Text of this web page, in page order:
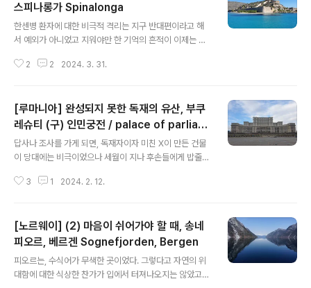
대로 시장통일만큼 북적이고, 숙박비와 식비가 상당히 부
담스러운 수준이며 게다가 델로스에는 그늘이 한 점도 없
으므로 열사병에 대비해서 철저한 준비가 필요하다. 4월의
랑하며 정말 아름답지만 미코노스 내 시내버스도 운행을
스피나롱가 Spinalonga
한센병 환자에 대한 비극적 격리는 지구 반대편이라고 해
서 예외가 아니었고 지워야만 한 기억의 흔적이 이제는 크
는 오스만 제국의 진격에 대항한 베네치아 최후의 요새였
s://maps.app.goo.gl/GBmHdxLSqfmvYNdi9 Nisi
da Spinalonga · 그리스 아요스니콜라오스★★★★★
· 섬www.google.com 미노스 문명 Minoan Civilizati
on 중심지이자, 올리브로 잘 알려진 그리스 크레타Crete
에서 가장 관광객이 많이 가는 곳은 '미궁'으로 ..
2 2 2024. 3. 31.
[루마니아] 완성되지 못한 독재의 유산, 부쿠
레슈티 (구) 인민궁전 / palace of parliam
ent
답사나 조사를 가게 되면, 독재자이자 미친 X이 만든 건물
이 당대에는 비극이었으나 세월이 지나 후손들에게 밥줄을
니아 독재자 차우셰스쿠가 북한에 다녀와서 주석궁을 보고
에 이어 한때는 세계 제2위의 거대 건물이었고(지금은 네
번째라는데... 계산해 보진 않았음) 전 세계에서 가장 무거
운 건물의 타이틀은 아직 유지 중이며(매년 조금씩 내려앉
고 있다고 함) 어쩔 수 없이 루마니아 부쿠레슈티(부카레스
3 1 2024. 2. 12.
[노르웨이] (2) 마음이 쉬어가야 할 때, 송네
피오르, 베르겐 Sognefjorden, Bergen
피오르는, 수식어가 무색한 곳이었다. 그렇다고 자연의 위
대함에 대한 식상한 찬가가 입에서 터져나오지는 않았고